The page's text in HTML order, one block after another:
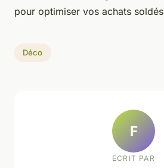
pour optimiser vos achats
Déco
F
ECRIT PAR